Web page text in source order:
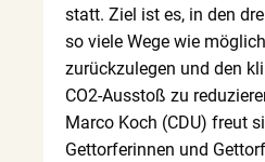
statt. Ziel ist es, in den
so viele Wege wie
zurückzulegen und den
CO2-Ausstoß zu
Marco Koch (CDU) freut
Gettorferinnen und